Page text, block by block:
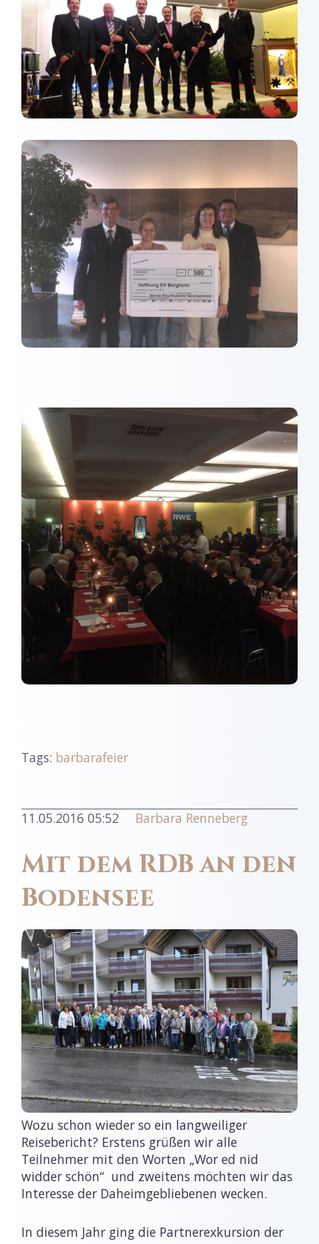
Tags: barbarafeier
11.05.2016 05:52 Barbara Renneberg
Mit dem RDB an den
Bodensee
Wozu schon wieder so ein langweiliger
Reisebericht? Erstens grüßen wir alle
Teilnehmer mit den Worten „Wor ed nid
widder schön“ und zweitens möchten wir das
Interesse der Daheimgebliebenen wecken.
In diesem Jahr ging die Partnerexkursion der